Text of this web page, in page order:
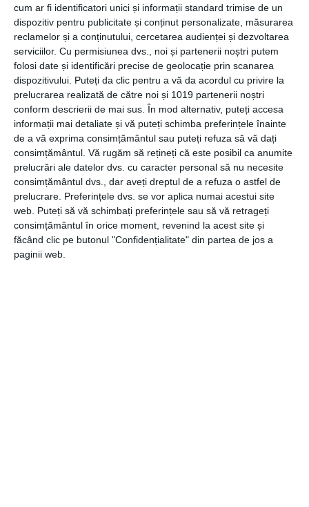
cum ar fi identificatori unici și informații standard trimise de un
dispozitiv pentru publicitate și conținut personalizate, măsurarea
reclamelor și a conținutului, cercetarea audienței și dezvoltarea
serviciilor. Cu permisiunea dvs., noi și partenerii noștri putem
folosi date și identificări precise de geolocație prin scanarea
dispozitivului. Puteți da clic pentru a vă da acordul cu privire la
prelucrarea realizată de către noi și 1019 partenerii noștri
conform descrierii de mai sus. În mod alternativ, puteți accesa
informații mai detaliate și vă puteți schimba preferințele înainte
de a vă exprima consimțământul sau puteți refuza să vă dați
consimțământul. Vă rugăm să rețineți că este posibil ca anumite
prelucrări ale datelor dvs. cu caracter personal să nu necesite
consimțământul dvs., dar aveți dreptul de a refuza o astfel de
prelucrare. Preferințele dvs. se vor aplica numai acestui site
web. Puteți să vă schimbați preferințele sau să vă retrageți
consimțământul în orice moment, revenind la acest site și
făcând clic pe butonul "Confidențialitate" din partea de jos a
paginii web.
preparatelor și poate fi folosit inclusiv la deglasare.
Pentru sosuri îți putem recomanda și vinul spumant,
potrivit și într-un sorbet sau o vinegretă. Nu-ți face griji în
legătură cu bulele, ele dispar când îl folosești la gătit, deci
orice sticlă de șampanie poate fi folosită la mâncare.
Marsala, asociat cu desertul, poate fi folosit și în
preparate ceva mai complexe, de exemplu pui cu
smântână și ciuperci. Dacă mergi tot pe deserturi,
mizează pe preparatul italian numit zabaione.
CATEGORII
COMUNICATE ,LIFESTYLE